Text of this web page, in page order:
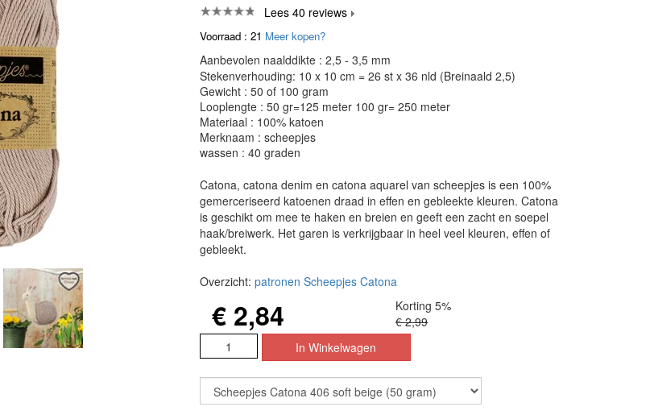
Lees 40 reviews
Voorraad : 21 Meer kopen?
Aanbevolen naalddikte : 2,5 - 3,5 mm
Stekenverhouding: 10 x 10 cm = 26 st x 36 nld (Breinaald 2,5)
Gewicht : 50 of 100 gram
Looplengte : 50 gr=125 meter 100 gr= 250 meter
Materiaal : 100% katoen
Merknaam : scheepjes
wassen : 40 graden
Catona, catona denim en catona aquarel van scheepjes is een 100%
gemerceriseerd katoenen draad in effen en gebleekte kleuren. Catona
is geschikt om mee te haken en breien en geeft een zacht en soepel
haak/breiwerk. Het garen is verkrijgbaar in heel veel kleuren, effen of
gebleekt.
Overzicht: patronen Scheepjes Catona
€ 2,84
Korting 5%
€ 2,99